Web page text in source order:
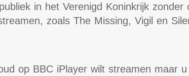
in het Verenigd Koninkrijk
zoals The Missing, Vigil en
op BBC iPlayer wilt streamen maar